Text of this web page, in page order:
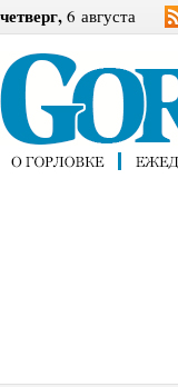
четверг, 6 августа